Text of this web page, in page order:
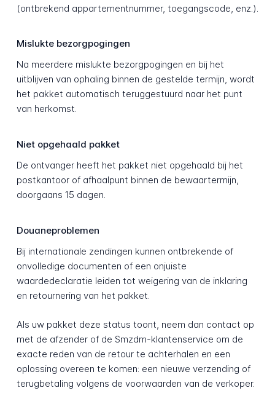
(ontbrekend appartementnummer, toegangscode, enz.).
Mislukte bezorgpogingen
Na meerdere mislukte bezorgpogingen en bij het
uitblijven van ophaling binnen de gestelde termijn, wordt
het pakket automatisch teruggestuurd naar het punt
van herkomst.
Niet opgehaald pakket
De ontvanger heeft het pakket niet opgehaald bij het
postkantoor of afhaalpunt binnen de bewaartermijn,
doorgaans 15 dagen.
Douaneproblemen
Bij internationale zendingen kunnen ontbrekende of
onvolledige documenten of een onjuiste
waardedeclaratie leiden tot weigering van de inklaring
en retournering van het pakket.
Als uw pakket deze status toont, neem dan contact op
met de afzender of de Smzdm-klantenservice om de
exacte reden van de retour te achterhalen en een
oplossing overeen te komen: een nieuwe verzending of
terugbetaling volgens de voorwaarden van de verkoper.